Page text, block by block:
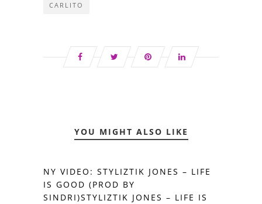
CARLITO
YOU MIGHT ALSO LIKE
NY VIDEO: STYLIZTIK JONES – LIFE
IS GOOD (PROD BY
SINDRI)STYLIZTIK JONES – LIFE IS